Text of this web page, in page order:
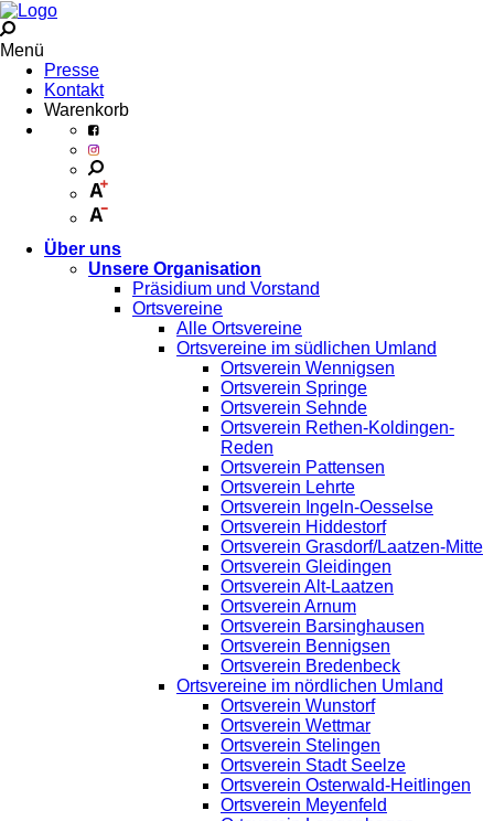
Menü
Presse
Kontakt
Warenkorb
Über uns
Unsere Organisation
Präsidium und Vorstand
Ortsvereine
Alle Ortsvereine
Ortsvereine im südlichen Umland
Ortsverein Wennigsen
Ortsverein Springe
Ortsverein Sehnde
Ortsverein Rethen-Koldingen-
Reden
Ortsverein Pattensen
Ortsverein Lehrte
Ortsverein Ingeln-Oesselse
Ortsverein Hiddestorf
Ortsverein Grasdorf/Laatzen-Mitte
Ortsverein Gleidingen
Ortsverein Alt-Laatzen
Ortsverein Arnum
Ortsverein Barsinghausen
Ortsverein Bennigsen
Ortsverein Bredenbeck
Ortsvereine im nördlichen Umland
Ortsverein Wunstorf
Ortsverein Wettmar
Ortsverein Stelingen
Ortsverein Stadt Seelze
Ortsverein Osterwald-Heitlingen
Ortsverein Meyenfeld